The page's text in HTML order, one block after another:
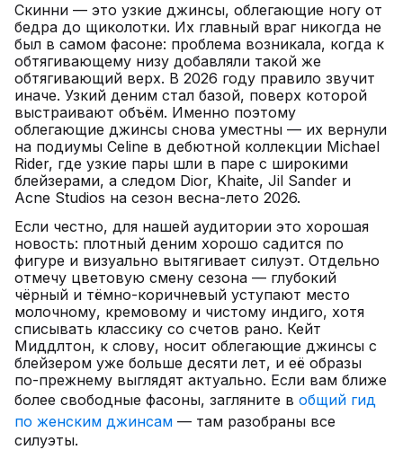
Скинни — это узкие джинсы, облегающие ногу от
бедра до щиколотки. Их главный враг никогда не
был в самом фасоне: проблема возникала, когда к
обтягивающему низу добавляли такой же
обтягивающий верх. В 2026 году правило звучит
иначе. Узкий деним стал базой, поверх которой
выстраивают объём. Именно поэтому
облегающие джинсы снова уместны — их вернули
на подиумы Celine в дебютной коллекции Michael
Rider, где узкие пары шли в паре с широкими
блейзерами, а следом Dior, Khaite, Jil Sander и
Acne Studios на сезон весна-лето 2026.
Если честно, для нашей аудитории это хорошая
новость: плотный деним хорошо садится по
фигуре и визуально вытягивает силуэт. Отдельно
отмечу цветовую смену сезона — глубокий
чёрный и тёмно-коричневый уступают место
молочному, кремовому и чистому индиго, хотя
списывать классику со счетов рано. Кейт
Миддлтон, к слову, носит облегающие джинсы с
блейзером уже больше десяти лет, и её образы
по-прежнему выглядят актуально. Если вам ближе
более свободные фасоны, загляните в общий гид
по женским джинсам — там разобраны все
силуэты.